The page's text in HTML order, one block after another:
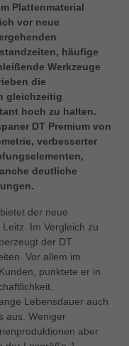
Plattenmaterial
vor neue
häufige
Werkzeuge
die
gleichzeitig
hoch zu halten.
DT Premium von
verbesserter
deutliche
der neue
Leitz. Im Vergleich zu
der DT
Vor allem im
punktete er in
Lebensdauer auch
aus. Weniger
aber